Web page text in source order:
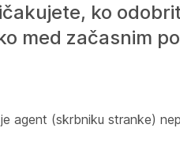
ko
med začasnim
agent (skrbniku stranke)